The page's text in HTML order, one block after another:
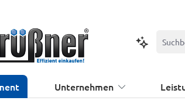
Unternehmen